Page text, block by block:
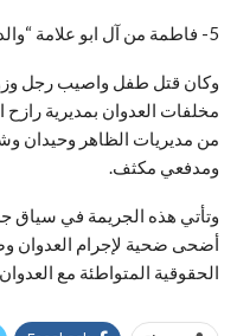
5- فاطمة من آل ابو علامة “والدتهم”.
وكان قتل طفل واصيب رجل
مخلفات العدوان بمديرية
من مديريات الظاهر وحيدان
ومدفعي مكثف.
وتأتي هذه الجريمة في سياق
أضحى ضحية لإجرام العدوان
الحقوقية المتواطئة مع